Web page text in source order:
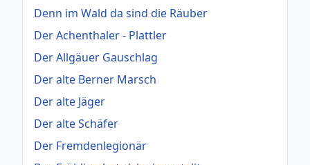
Denn im Wald da sind die Räuber
Der Achenthaler - Plattler
Der Allgäuer Gauschlag
Der alte Berner Marsch
Der alte Jäger
Der alte Schäfer
Der Fremdenlegionär